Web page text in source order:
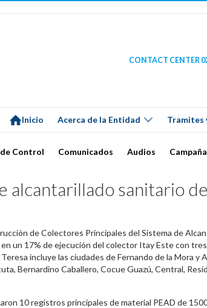
CONTACT CENTER
Inicio Acerca de la Entidad Tramites
Control Comunicados Audios
alcantarillado sanitario
de Colectores Principales del Sistema de
un 17% de ejecución del colector Itay Este con
incluye las ciudades de Fernando de la Mora y
Bernardino Caballero, Cocue Guazú, Central,
10 registros principales de material PEAD de